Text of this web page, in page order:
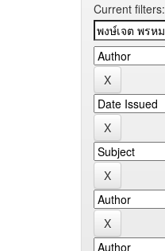
Current filters: